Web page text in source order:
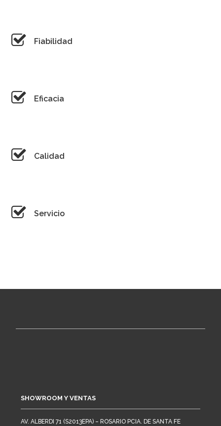
Fiabilidad
Eficacia
Calidad
Servicio
SHOWROOM Y VENTAS
AV. ALBERDI 71 (S2013EPA) – ROSARIO PCIA. DE SANTA FE